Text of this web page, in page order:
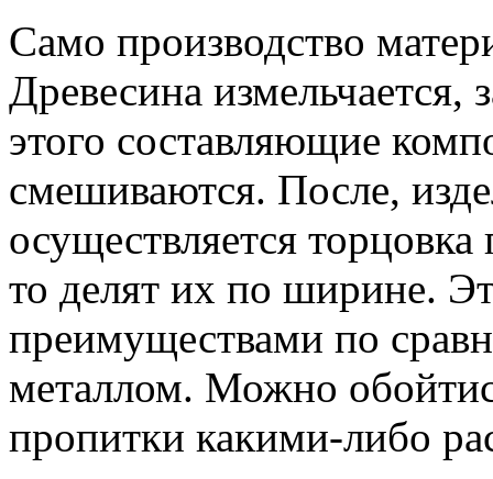
Само производство
Древесина измельчается,
этого составляющие
смешиваются. После,
осуществляется
то делят их по ширине.
преимуществами по
металлом. Можно
пропитки какими-либо